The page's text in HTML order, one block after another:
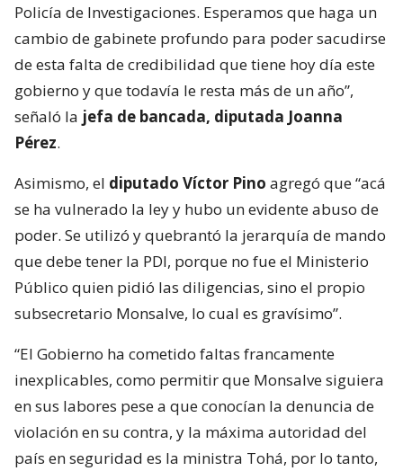
Policía de Investigaciones. Esperamos que haga un
cambio de gabinete profundo para poder sacudirse
de esta falta de credibilidad que tiene hoy día este
gobierno y que todavía le resta más de un año”,
señaló la jefa de bancada, diputada Joanna
Pérez.
Asimismo, el diputado Víctor Pino agregó que “acá
se ha vulnerado la ley y hubo un evidente abuso de
poder. Se utilizó y quebrantó la jerarquía de mando
que debe tener la PDI, porque no fue el Ministerio
Público quien pidió las diligencias, sino el propio
subsecretario Monsalve, lo cual es gravísimo”.
“El Gobierno ha cometido faltas francamente
inexplicables, como permitir que Monsalve siguiera
en sus labores pese a que conocían la denuncia de
violación en su contra, y la máxima autoridad del
país en seguridad es la ministra Tohá, por lo tanto,